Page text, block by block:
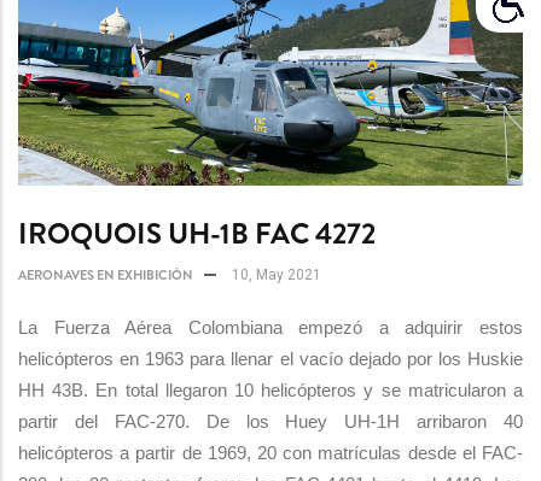
IROQUOIS UH-1B FAC 4272
AERONAVES EN EXHIBICIÓN 10, May 2021
La Fuerza Aérea Colombiana empezó a adquirir estos
helicópteros en 1963 para llenar el vacío dejado por los Huskie
HH 43B. En total llegaron 10 helicópteros y se matricularon a
partir del FAC-270. De los Huey UH-1H arribaron 40
helicópteros a partir de 1969, 20 con matrículas desde el FAC-